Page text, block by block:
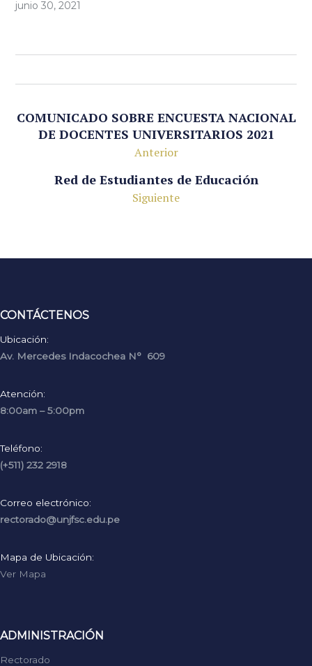
junio 30, 2021
COMUNICADO SOBRE ENCUESTA NACIONAL
DE DOCENTES UNIVERSITARIOS 2021
Anterior
Red de Estudiantes de Educación
Siguiente
CONTÁCTENOS
Ubicación:
Av. Mercedes Indacochea N° 609
Atención:
8:00am – 5:00pm
Teléfono:
(+511) 232 2918
Correo electrónico:
rectorado@unjfsc.edu.pe
Mapa de Ubicación:
Ver Mapa
ADMINISTRACIÓN
Rectorado